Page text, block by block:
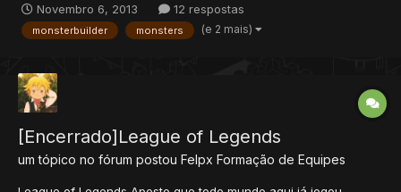
ainda está em desenvolvimento. Não me pergunte quando será
lançado. Usarei este tópico quando lanç...
Novembro 6, 2013 12 respostas
monsterbuilder monsters (e 2 mais)
[Encerrado]League of Legends
um tópico no fórum postou Felpx Formação de Equipes